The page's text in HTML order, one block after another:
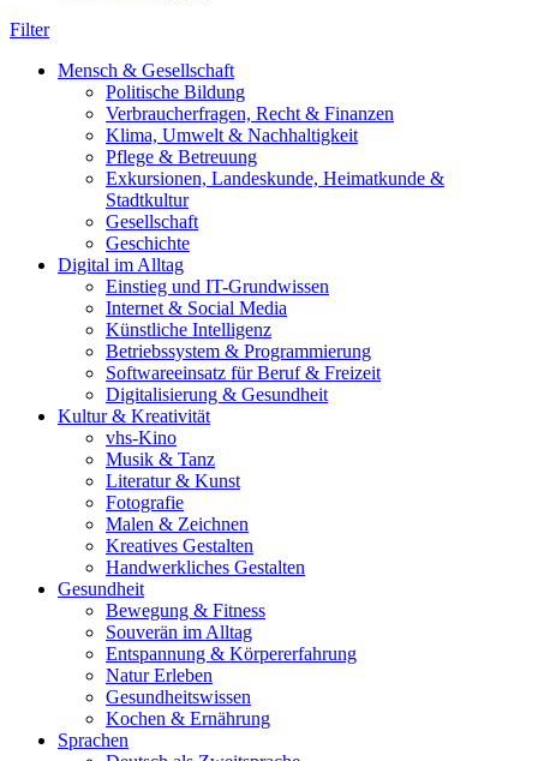
Filter
Mensch & Gesellschaft
Politische Bildung
Verbraucherfragen, Recht & Finanzen
Klima, Umwelt & Nachhaltigkeit
Pflege & Betreuung
Exkursionen, Landeskunde, Heimatkunde &
Stadtkultur
Gesellschaft
Geschichte
Digital im Alltag
Einstieg und IT-Grundwissen
Internet & Social Media
Künstliche Intelligenz
Betriebssystem & Programmierung
Softwareeinsatz für Beruf & Freizeit
Digitalisierung & Gesundheit
Kultur & Kreativität
vhs-Kino
Musik & Tanz
Literatur & Kunst
Fotografie
Malen & Zeichnen
Kreatives Gestalten
Handwerkliches Gestalten
Gesundheit
Bewegung & Fitness
Souverän im Alltag
Entspannung & Körpererfahrung
Natur Erleben
Gesundheitswissen
Kochen & Ernährung
Sprachen